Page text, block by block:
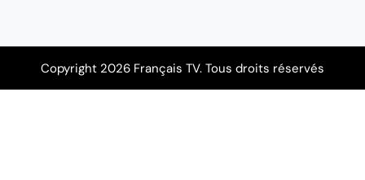
Copyright 2026 Français TV. Tous droits réservés